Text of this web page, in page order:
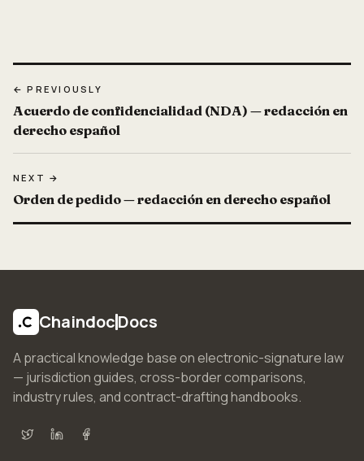
← PREVIOUSLY
Acuerdo de confidencialidad (NDA) — redacción en
derecho español
NEXT →
Orden de pedido — redacción en derecho español
ChaindocDocs
A practical knowledge base on electronic-signature law
— jurisdiction guides, cross-border comparisons,
industry rules, and contract-drafting handbooks.
X (Twitter)
LinkedInFacebook